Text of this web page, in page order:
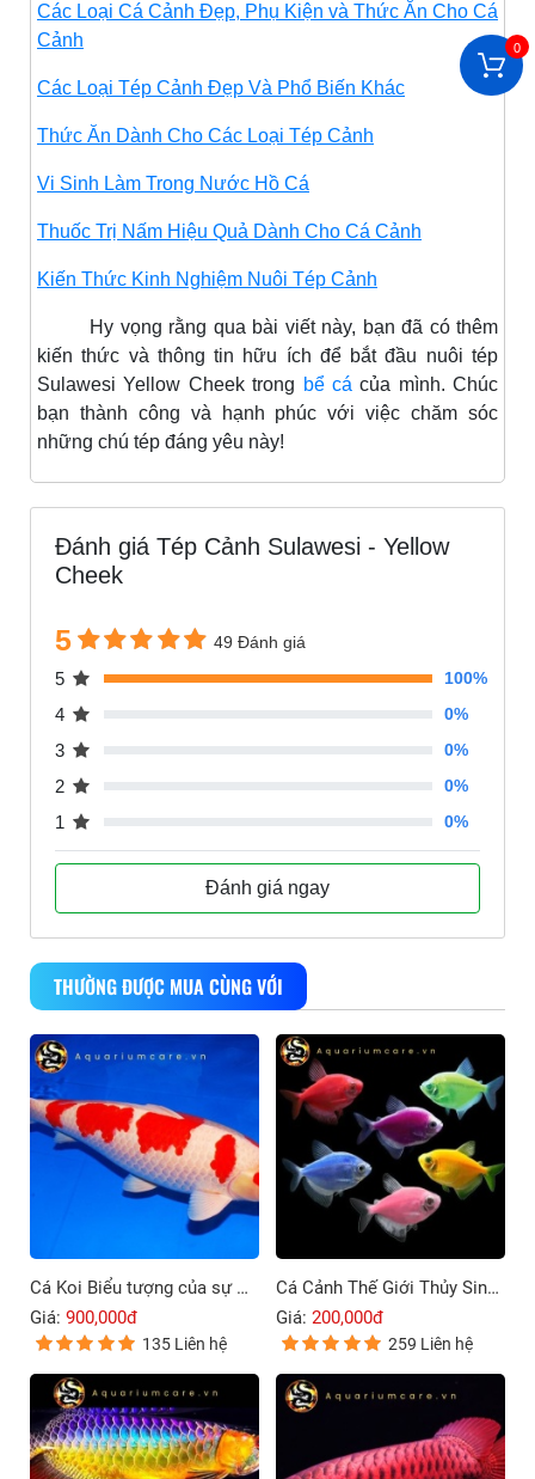
Các Loại Cá Cảnh Đẹp, Phụ Kiện và Thức Ăn Cho Cá
Cảnh
Các Loại Tép Cảnh Đẹp Và Phổ Biến Khác
Thức Ăn Dành Cho Các Loại Tép Cảnh
Vi Sinh Làm Trong Nước Hồ Cá
Thuốc Trị Nấm Hiệu Quả Dành Cho Cá Cảnh
Kiến Thức Kinh Nghiệm Nuôi Tép Cảnh
Hy vọng rằng qua bài viết này, bạn đã có thêm
kiến thức và thông tin hữu ích để bắt đầu nuôi tép
Sulawesi Yellow Cheek trong bể cá của mình. Chúc
bạn thành công và hạnh phúc với việc chăm sóc
những chú tép đáng yêu này!
Đánh giá Tép Cảnh Sulawesi - Yellow
Cheek
5 49 Đánh giá
5 100%
4 0%
3 0%
2 0%
1 0%
Đánh giá ngay
THƯỜNG ĐƯỢC MUA CÙNG VỚI
Cá Koi Biểu tượng của sự may mắn và thịnh vượng
Giá: 900,000đ
135 Liên hệ
Cá Cảnh Thế Giới Thủy Sinh Thu Nhỏ Trong Ngôi Nhà Bạn
Giá: 200,000đ
259 Liên hệ
0